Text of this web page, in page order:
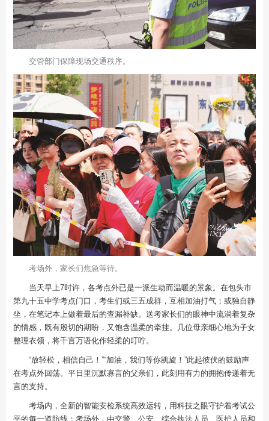
交管部门保障现场交通秩序。
考场外，家长们焦急等待。
当天早上7时许，各考点外已是一派生动而温暖的景象。在包头市
第九十五中学考点门口，考生们或三五成群，互相加油打气；或独自静
坐，在笔记本上做着最后的查漏补缺。送考家长们的眼神中流淌着复杂
的情感，既有殷切的期盼，又饱含温柔的牵挂。几位母亲细心地为子女
整理衣领，将千言万语化作轻柔的叮咛。
“放轻松，相信自己！”“加油，我们等你凯旋！”此起彼伏的鼓励声
在考点外回荡。平日里沉默寡言的父亲们，此刻用有力的拥抱传递着无
言的支持。
考场内，全新的智能安检系统高效运转，用科技之眼守护着考试公
平的每一道防线；考场外，由交警、公安、综合执法人员、医护人员和